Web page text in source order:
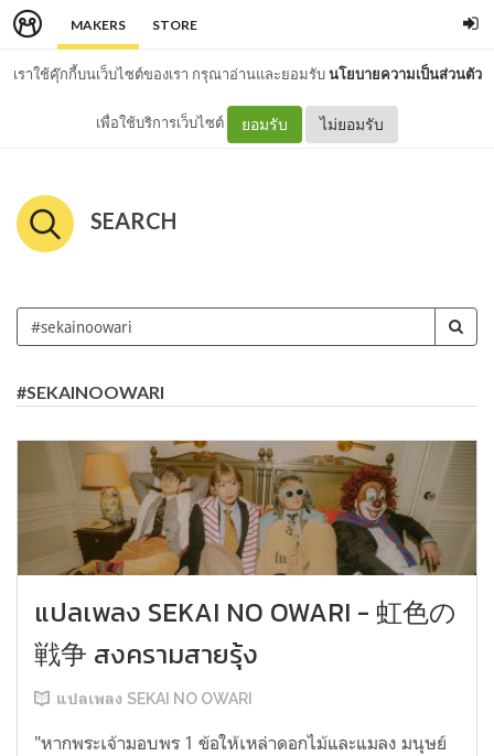
MAKERS STORE
เราใช้คุ๊กกี้บนเว็บไซต์ของเรา กรุณาอ่านและยอมรับนโยบายความเป็นส่วนตัว
เพื่อใช้บริการเว็บไซต์ ยอมรับ ไม่ยอมรับ
SEARCH
#SEKAINOOWARI
แปลเพลง SEKAI NO OWARI - 虹色の
戦争 สงครามสายรุ้ง
แปลเพลง SEKAI NO OWARI
"หากพระเจ้ามอบพร 1 ข้อให้เหล่าดอกไม้และแมลง มนุษย์